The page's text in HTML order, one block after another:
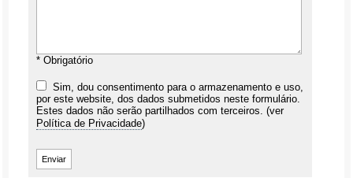
* Obrigatório
Sim, dou consentimento para o armazenamento e uso,
por este website, dos dados submetidos neste formulário.
Estes dados não serão partilhados com terceiros. (ver
Política de Privacidade)